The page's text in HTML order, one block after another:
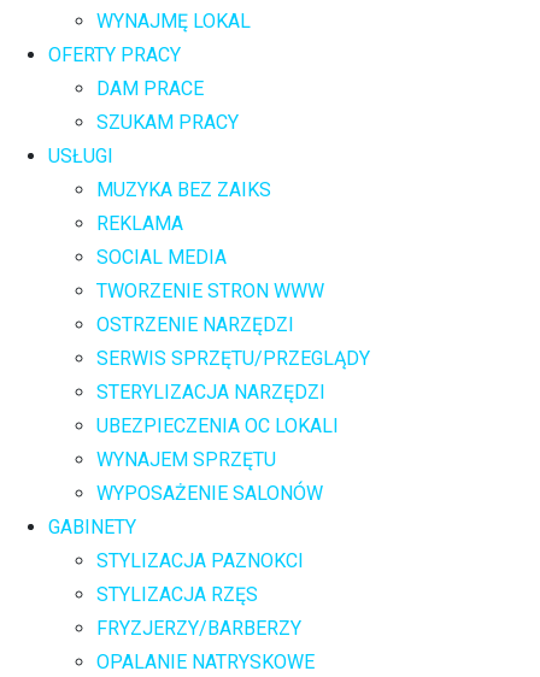
WYNAJMĘ LOKAL
OFERTY PRACY
DAM PRACE
SZUKAM PRACY
USŁUGI
MUZYKA BEZ ZAIKS
REKLAMA
SOCIAL MEDIA
TWORZENIE STRON WWW
OSTRZENIE NARZĘDZI
SERWIS SPRZĘTU/PRZEGLĄDY
STERYLIZACJA NARZĘDZI
UBEZPIECZENIA OC LOKALI
WYNAJEM SPRZĘTU
WYPOSAŻENIE SALONÓW
GABINETY
STYLIZACJA PAZNOKCI
STYLIZACJA RZĘS
FRYZJERZY/BARBERZY
OPALANIE NATRYSKOWE